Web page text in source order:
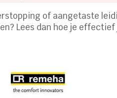
of aangetaste
Lees dan hoe je